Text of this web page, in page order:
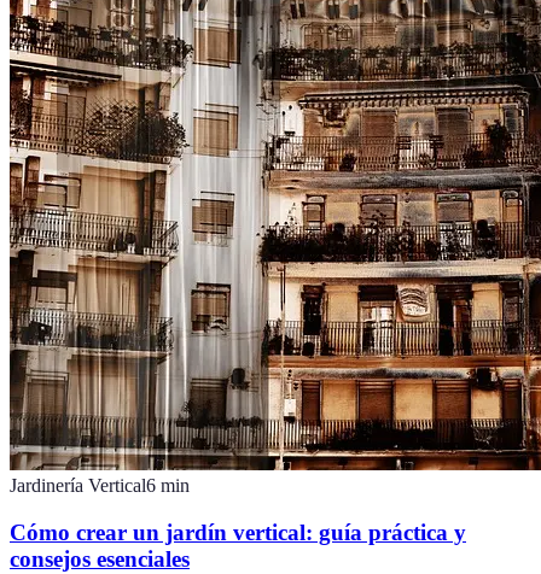
Jardinería Vertical6 min
Cómo crear un jardín vertical: guía práctica y
consejos esenciales